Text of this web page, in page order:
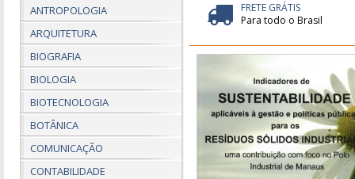
ANTROPOLOGIA
ARQUITETURA
BIOGRAFIA
BIOLOGIA
BIOTECNOLOGIA
BOTÂNICA
COMUNICAÇÃO
CONTABILIDADE
FRETE GRÁTIS
Para todo o Brasil